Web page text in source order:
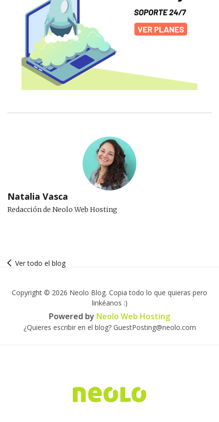
Natalia Vasca
Redacción de Neolo Web Hosting
Ver todo el blog
Copyright © 2026 Neolo Blog. Copia todo lo que quieras pero
linkéanos :)
Powered by Neolo Web Hosting
¿Quieres escribir en el blog? GuestPosting@neolo.com